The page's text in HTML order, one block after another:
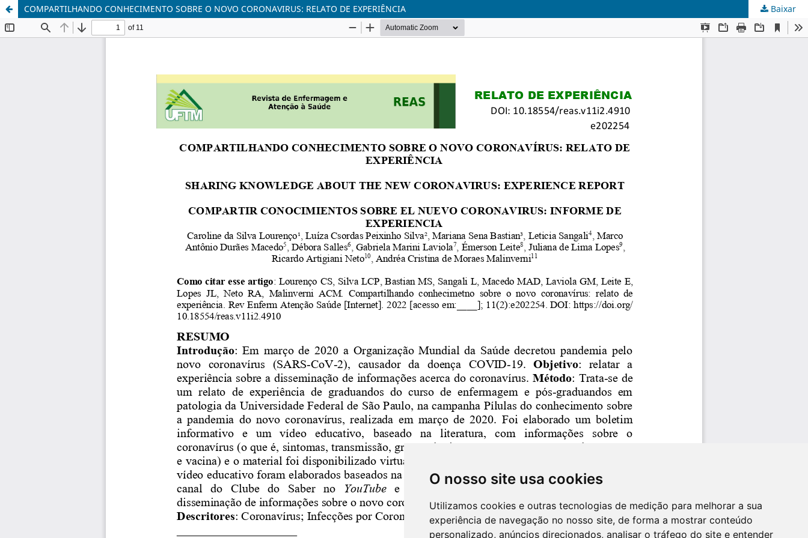
O nosso site usa cookies
Utilizamos cookies e outras tecnologias de medição para melhorar a sua
experiência de navegação no nosso site, de forma a mostrar conteúdo
personalizado, anúncios direcionados, analisar o tráfego do site e entender
COMPARTILHANDO CONHECIMENTO SOBRE O NOVO CORONAVIRUS: RELATO DE EXPERIÊNCIA Baixar